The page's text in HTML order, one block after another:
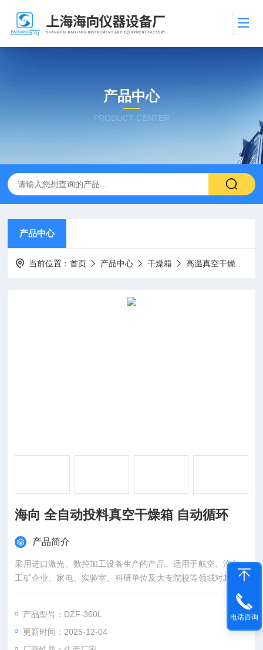
产品中心
PRODUCT CENTER
产品中心
当前位置：首页 产品中心 干燥箱 高温真空干燥箱
海向 全自动投料真空干燥箱 自动循环
产品简介
采用进口激光、数控加工设备生产的产品、适用于航空、汽车、
工矿企业、家电、实验室、科研单位及大专院校等领域对其产品
及材料进行高温烘烤、温度干燥、低真空密封试验、无氧处理，
（海向 全自动投料真空干燥箱 自动循环）
产品型号：DZF-360L
更新时间：2025-12-04
电话咨询